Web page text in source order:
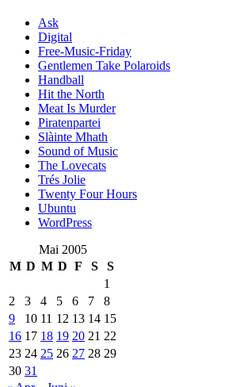
Ask
Digital
Free-Music-Friday
Gentlemen Take Polaroids
Handball
Hit the North
Meat Is Murder
Piratenpartei
Slàinte Mhath
Sound of Music
The Lovecats
Trés Jolie
Twenty Four Hours
Ubuntu
WordPress
Mai 2005
M D M D F S
S
1
2
3 4 5 6 7
8
9
10 11 12 13 14 15
16 17 18 19 20 21 22
23 24 25 26 27 28 29
30 31